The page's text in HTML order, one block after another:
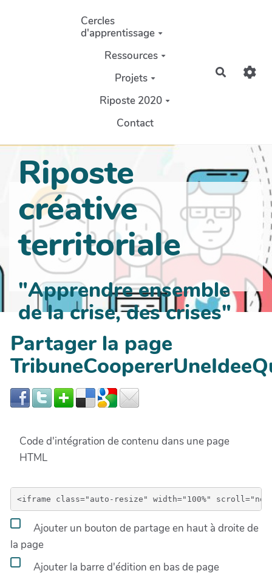
Aller au contenu principal
Cercles
d'apprentissage
Ressources
Projets
Riposte 2020
Contact
Riposte
créative
territoriale
"Apprendre ensemble
de la crise, des crises"
Partager la page
Code d'intégration de contenu dans une page
HTML
Ajouter un bouton de partage en haut à droite de
la page
Ajouter la barre d'édition en bas de page